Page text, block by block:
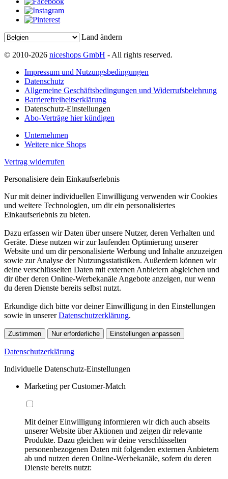
Land ändern
© 2010-2026 niceshops GmbH - All rights reserved.
Impressum und Nutzungsbedingungen
Datenschutz
Allgemeine Geschäftsbedingungen und Widerrufsbelehrung
Barrierefreiheitserklärung
Datenschutz-Einstellungen
Abo-Verträge hier kündigen
Unternehmen
Weitere nice Shops
Vertrag widerrufen
Personalisiere dein Einkaufserlebnis
Nur mit deiner individuellen Einwilligung verwenden wir Cookies
und weitere Technologien, um dir ein personalisiertes
Einkaufserlebnis zu bieten.
Dazu erfassen wir Daten über unsere Nutzer, deren Verhalten und
Geräte. Diese nutzen wir zur laufenden Optimierung unserer
Website und um dir personalisierte Werbung und Inhalte anzuzeigen
sowie zur Analyse der Nutzungsstatistiken. Außerdem können wir
deine verschlüsselten Daten mit externen Anbietern abgleichen und
dir über deren Online-Werbekanäle Angebote anzeigen, nur wenn
du deren Dienste bereits selbst nutzt.
Erkundige dich bitte vor deiner Einwilligung in den Einstellungen
sowie in unsererDatenschutzerklärung.
Zustimmen Nur erforderliche Einstellungen anpassen
Datenschutzerklärung
Individuelle Datenschutz-Einstellungen
Marketing per Customer-Match
Mit deiner Einwilligung informieren wir dich auch abseits
unserer Website über Aktionen und zeigen dir relevante
Produkte. Dazu gleichen wir deine verschlüsselten
personenbezogenen Daten mit folgenden externen Anbietern
ab und nutzen deren Online-Werbekanäle, sofern du deren
Dienste bereits nutzt: